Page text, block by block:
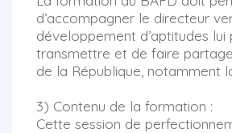
d’accompagner le directeur
développement d’aptitudes
transmettre et de faire
de la République, notamment
3) Contenu de la formation :
Cette session de